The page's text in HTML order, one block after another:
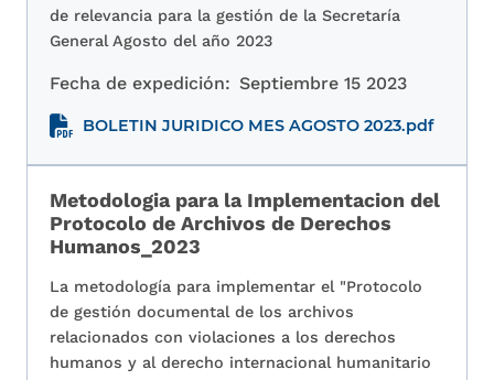
de relevancia para la gestión de la Secretaría
General Agosto del año 2023
Fecha de expedición: Septiembre 15 2023
BOLETIN JURIDICO MES AGOSTO 2023.pdf
Metodologia para la Implementacion del
Protocolo de Archivos de Derechos
Humanos_2023
La metodología para implementar el "Protocolo
de gestión documental de los archivos
relacionados con violaciones a los derechos
humanos y al derecho internacional humanitario